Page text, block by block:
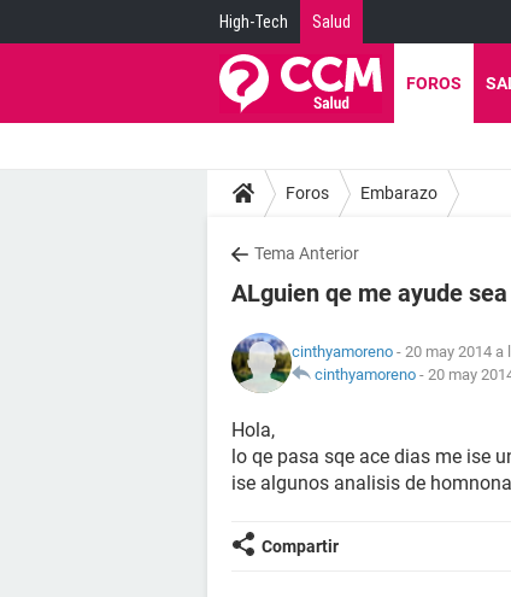
High-Tech Salud
FOROS
Foros Embarazo
Tema Anterior
ALguien qe me ayude
cinthyamoreno - 20 may 2014 a
cinthyamoreno - 20 may
Hola,
lo qe pasa sqe ace dias me ise
ise algunos analisis de
Compartir